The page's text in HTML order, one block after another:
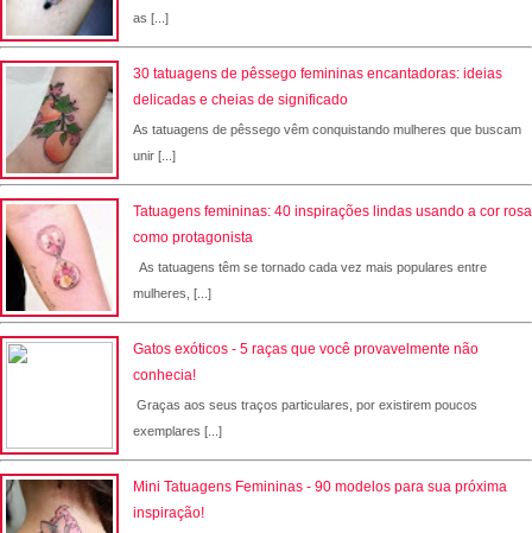
as [...]
30 tatuagens de pêssego femininas encantadoras: ideias
delicadas e cheias de significado
As tatuagens de pêssego vêm conquistando mulheres que buscam
unir [...]
Tatuagens femininas: 40 inspirações lindas usando a cor rosa
como protagonista
As tatuagens têm se tornado cada vez mais populares entre
mulheres, [...]
Gatos exóticos - 5 raças que você provavelmente não
conhecia!
Graças aos seus traços particulares, por existirem poucos
exemplares [...]
Mini Tatuagens Femininas - 90 modelos para sua próxima
inspiração!